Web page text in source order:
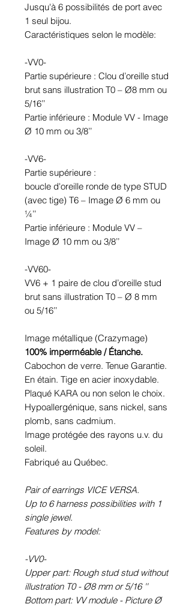
Jusqu'à 6 possibilités de port avec
1 seul bijou.
Caractéristiques selon le modèle:
-VV0-
Partie supérieure : Clou d’oreille stud
brut sans illustration T0 – Ø8 mm ou
5/16’’
Partie inférieure : Module VV - Image
Ø 10 mm ou 3/8’’
-VV6-
Partie supérieure :
boucle d'oreille ronde de type STUD
(avec tige) T6 – Image Ø 6 mm ou
¼’’
Partie inférieure : Module VV –
Image Ø 10 mm ou 3/8’’
-VV60-
VV6 + 1 paire de clou d’oreille stud
brut sans illustration T0 – Ø 8 mm
ou 5/16’’
Image métallique (Crazymage)
100% imperméable / Étanche.
Cabochon de verre. Tenue Garantie.
En étain. Tige en acier inoxydable.
Plaqué KARA ou non selon le choix.
Hypoallergénique, sans nickel, sans
plomb, sans cadmium.
Image protégée des rayons u.v. du
soleil.
Fabriqué au Québec.
Pair of earrings VICE VERSA.
Up to 6 harness possibilities with 1
single jewel.
Features by model:
-VV0-
Upper part: Rough stud stud without
illustration T0 - Ø8 mm or 5/16 ''
Bottom part: VV module - Picture Ø